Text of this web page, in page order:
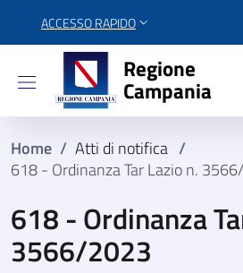
ACCESSO RAPIDO
Regione
Campania
Home / Atti di notifica /
618 - Ordinanza Tar Lazio n.
618 - Ordinanza
3566/2023